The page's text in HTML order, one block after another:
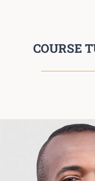
COURSE